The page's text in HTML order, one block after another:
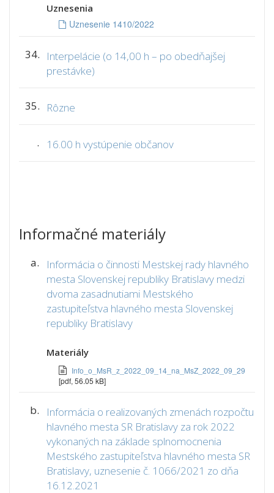
Uznesenia
Uznesenie 1410/2022
34.
Interpelácie (o 14,00 h – po obedňajšej
prestávke)
35. Rôzne
. 16.00 h vystúpenie občanov
Informačné materiály
a.
Informácia o činnosti Mestskej rady hlavného
mesta Slovenskej republiky Bratislavy medzi
dvoma zasadnutiami Mestského
zastupiteľstva hlavného mesta Slovenskej
republiky Bratislavy
Materiály
Info_o_MsR_z_2022_09_14_na_MsZ_2022_09_29
[pdf, 56.05 kB]
b.
Informácia o realizovaných zmenách rozpočtu
hlavného mesta SR Bratislavy za rok 2022
vykonaných na základe splnomocnenia
Mestského zastupiteľstva hlavného mesta SR
Bratislavy, uznesenie č. 1066/2021 zo dňa
16.12.2021